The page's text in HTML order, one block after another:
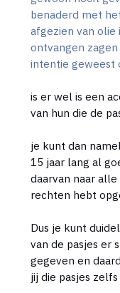
benaderd met
afgezien van olie
ontvangen
intentie geweest
is er wel is een
van hun die de
je kunt dan
15 jaar lang al
daarvan naar
rechten hebt
Dus je kunt
van de pasjes er
gegeven en
jij die pasjes